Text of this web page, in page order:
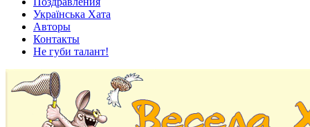
Українська Хата
Авторы
Контакты
Не губи талант!